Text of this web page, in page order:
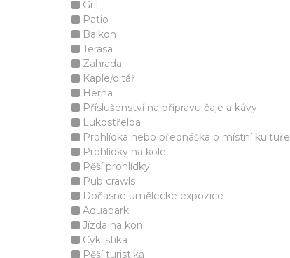
Gril
Patio
Balkon
Terasa
Zahrada
Kaple/oltář
Herna
Příslušenství na přípravu čaje a kávy
Lukostřelba
Prohlídka nebo přednáška o místní kultuře
Prohlídky na kole
Pěší prohlídky
Pub crawls
Dočasné umělecké expozice
Aquapark
Jízda na koni
Cyklistika
Pěší turistika